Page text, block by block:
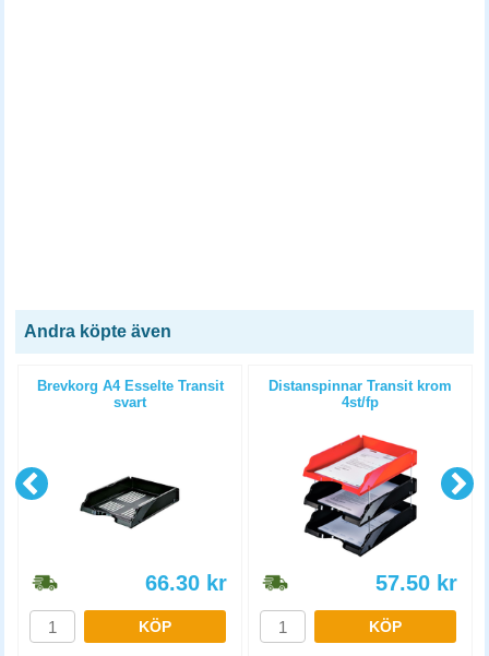
Andra köpte även
Brevkorg A4 Esselte Transit
svart
66.30 kr
KÖP
Distanspinnar Transit krom
4st/fp
57.50 kr
KÖP